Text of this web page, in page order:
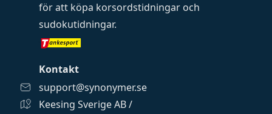
för att köpa korsordstidningar och
sudokutidningar.
Kontakt
support@synonymer.se
Keesing Sverige AB /